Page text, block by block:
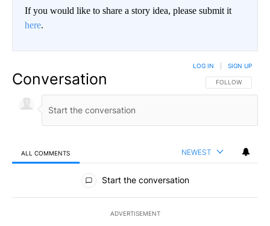
If you would like to share a story idea, please submit it
here.
Conversation FOLLOW THIS
FOLLOW
LOG IN SIGN UP
ALL COMMENTS NEWEST
All Comments
Start the conversation
ADVERTISEMENT